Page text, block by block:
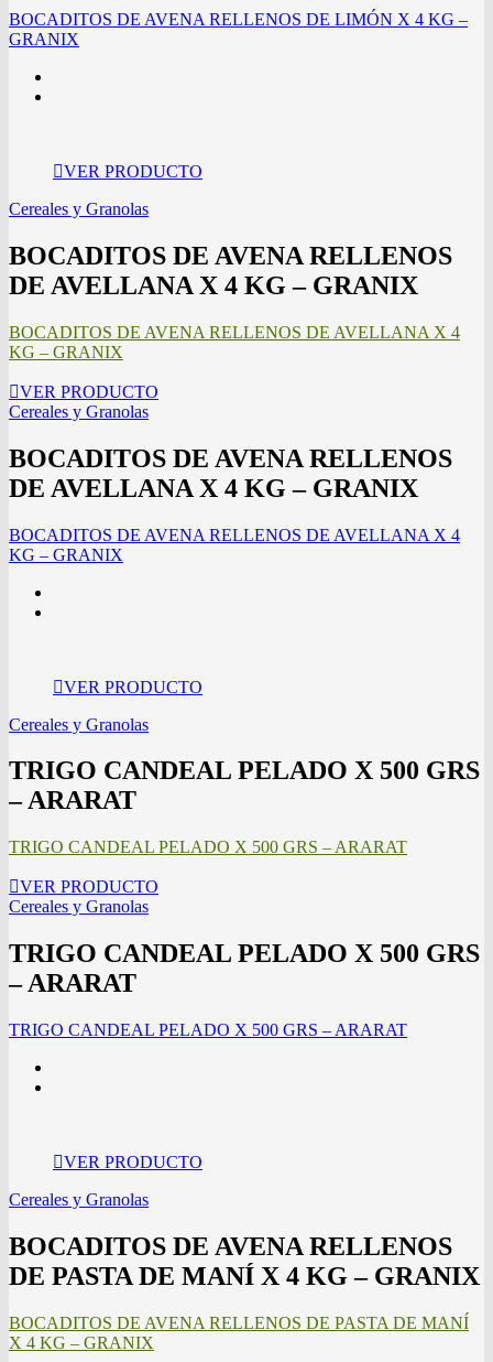
BOCADITOS DE AVENA RELLENOS DE LIMÓN X 4 KG –
GRANIX
VER PRODUCTO
Cereales y Granolas
BOCADITOS DE AVENA RELLENOS
DE AVELLANA X 4 KG – GRANIX
BOCADITOS DE AVENA RELLENOS DE AVELLANA X 4
KG – GRANIX
VER PRODUCTO
Cereales y Granolas
BOCADITOS DE AVENA RELLENOS
DE AVELLANA X 4 KG – GRANIX
BOCADITOS DE AVENA RELLENOS DE AVELLANA X 4
KG – GRANIX
VER PRODUCTO
Cereales y Granolas
TRIGO CANDEAL PELADO X 500 GRS
– ARARAT
TRIGO CANDEAL PELADO X 500 GRS – ARARAT
VER PRODUCTO
Cereales y Granolas
TRIGO CANDEAL PELADO X 500 GRS
– ARARAT
TRIGO CANDEAL PELADO X 500 GRS – ARARAT
VER PRODUCTO
Cereales y Granolas
BOCADITOS DE AVENA RELLENOS
DE PASTA DE MANÍ X 4 KG – GRANIX
BOCADITOS DE AVENA RELLENOS DE PASTA DE MANÍ
X 4 KG – GRANIX